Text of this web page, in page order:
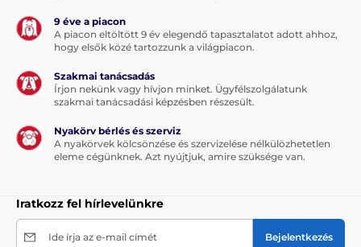
9 éve a piacon
A piacon eltöltött 9 év elegendő tapasztalatot adott ahhoz,
hogy elsők közé tartozzunk a világpiacon.
Szakmai tanácsadás
Írjon nekünk vagy hívjon minket. Ügyfélszolgálatunk
szakmai tanácsadási képzésben részesült.
Nyakörv bérlés és szerviz
A nyakörvek kölcsönzése és szervizelése nélkülözhetetlen
eleme cégünknek. Azt nyújtjuk, amire szüksége van.
Iratkozz fel hírlevelünkre
Ide írja az e-mail címét Bejelentkezés